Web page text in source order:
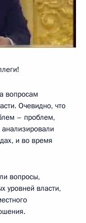
вопросам
Очевидно, что
– проблем,
и во время
вопросы,
уровней власти,